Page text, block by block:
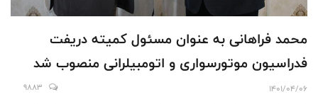
محمد فراهانی به عنوان مسئول کمیته دریفت
فدراسیون موتورسواری و اتومبیلرانی منصوب شد
1401/04/06
9883